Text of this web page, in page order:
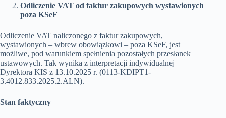
Odliczenie VAT od faktur zakupowych wystawionych
poza KSeF
Odliczenie VAT naliczonego z faktur zakupowych,
wystawionych – wbrew obowiązkowi – poza KSeF, jest
możliwe, pod warunkiem spełnienia pozostałych przesłanek
ustawowych. Tak wynika z interpretacji indywidualnej
Dyrektora KIS z 13.10.2025 r. (0113-KDIPT1-
3.4012.833.2025.2.ALN).
Stan faktyczny